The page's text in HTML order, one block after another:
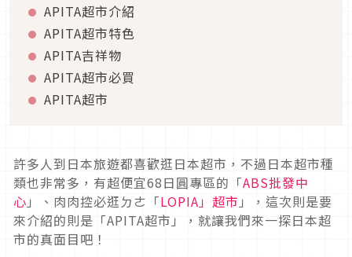
APITA超市介紹
APITA超市特色
APITA吉祥物
APITA超市必買
APITA超市
許多人到日本旅遊都喜歡逛日本超市，不過日本超市種
類也非常多，有超便宜68日圓專區的「ABS批發中
心 」、肉肉控必逛ㄉㄜ「LOPIA」超市 」，這次則是要
來介紹的則是「APITA超市」，就讓我們來一探日本超
市的真面目吧！